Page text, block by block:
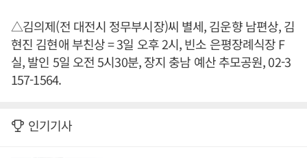
△김의제(전 대전시 정무부시장)씨 별세, 김운향 남편상, 김
현진 김현애 부친상 = 3일 오후 2시, 빈소 은평장례식장 F
실, 발인 5일 오전 5시30분, 장지 충남 예산 추모공원, 02-3
157-1564.
인기기사